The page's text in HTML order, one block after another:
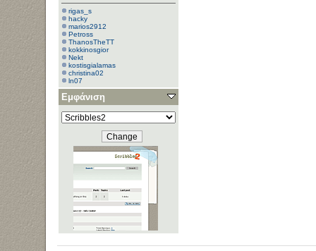
rigas_s
hacky
marios2912
Petross
ThanosTheTT
kokkinosgior
Nekt
kostisgialamas
christina02
ln07
Εμφάνιση